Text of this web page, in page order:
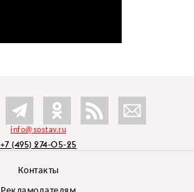
info@sostav.ru
+7 (495) 274-05-25
Контакты